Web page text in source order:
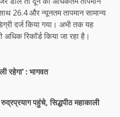
26.4 और न्यूनतम तापमान सामान्य
दर्ज किया गया। अभी तक यह
अधिक रिकॉर्ड किया जा रहा है।
रहेगा’ : भागवत
पहुंचे, सिद्धपीठ महाकाली